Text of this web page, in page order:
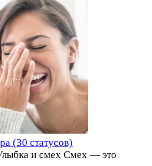
(30 статусов)
и смех Смех — это